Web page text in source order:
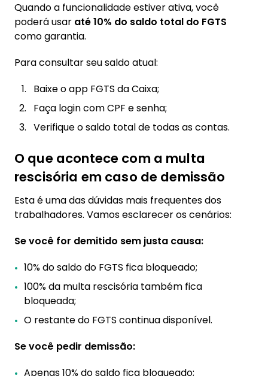
Quando a funcionalidade estiver ativa, você
poderá usar até 10% do saldo total do FGTS
como garantia.
Para consultar seu saldo atual:
Baixe o app FGTS da Caixa;
Faça login com CPF e senha;
Verifique o saldo total de todas as contas.
O que acontece com a multa
rescisória em caso de demissão
Esta é uma das dúvidas mais frequentes dos
trabalhadores. Vamos esclarecer os cenários:
Se você for demitido sem justa causa:
10% do saldo do FGTS fica bloqueado;
100% da multa rescisória também fica
bloqueada;
O restante do FGTS continua disponível.
Se você pedir demissão:
Apenas 10% do saldo fica bloqueado;